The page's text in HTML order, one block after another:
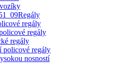
Regály
regály
regály
regály
policové regály
nosností